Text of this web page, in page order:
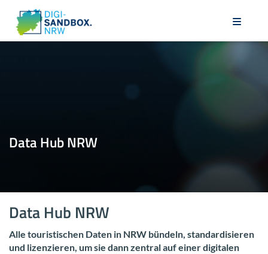
Data Hub NRW
Data Hub NRW
Alle tou­ris­ti­schen Daten in NRW bün­deln, stan­dar­di­sie­ren
und li­zen­zie­ren, um sie dann zen­tral auf einer di­gi­ta­len